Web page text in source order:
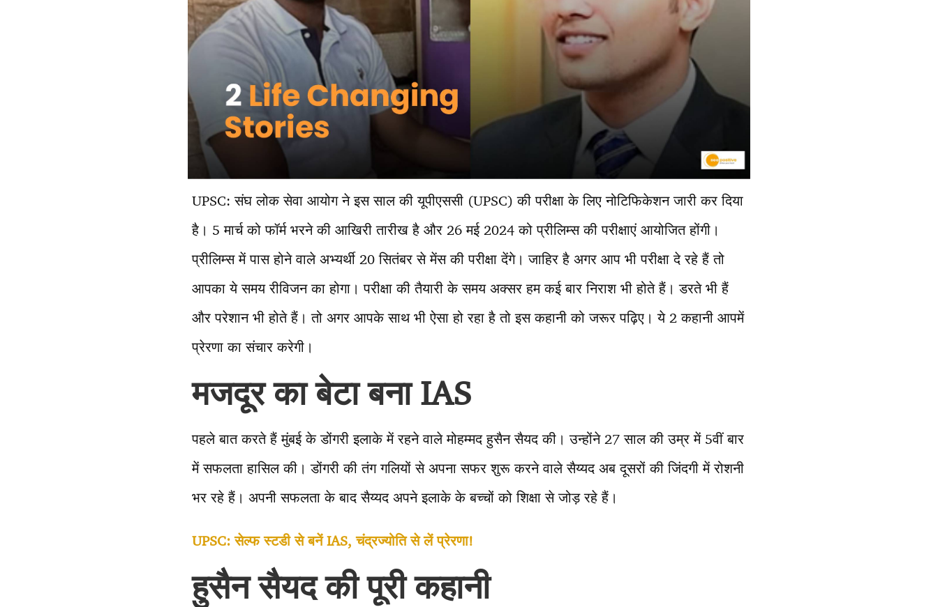
UPSC: संघ लोक सेवा आयोग ने इस साल की यूपीएससी (UPSC) की परीक्षा के लिए नोटिफिकेशन जारी कर दिया
है। 5 मार्च को फॉर्म भरने की आखिरी तारीख है और 26 मई 2024 को प्रीलिम्स की परीक्षाएं आयोजित होंगी।
प्रीलिम्स में पास होने वाले अभ्यर्थी 20 सितंबर से मेंस की परीक्षा देंगे। जाहिर है अगर आप भी परीक्षा दे रहे हैं तो
आपका ये समय रीविजन का होगा। परीक्षा की तैयारी के समय अक्सर हम कई बार निराश भी होते हैं। डरते भी हैं
और परेशान भी होते हैं। तो अगर आपके साथ भी ऐसा हो रहा है तो इस कहानी को जरूर पढ़िए। ये 2 कहानी आपमें
प्रेरणा का संचार करेगी।
मजदूर का बेटा बनाIAS
पहले बात करते हैं मुंबई के डोंगरी इलाके में रहने वाले मोहम्मद हुसैन सैयद की। उन्होंने 27 साल की उम्र में 5वीं बार
में सफलता हासिल की। डोंगरी की तंग गलियों से अपना सफर शुरू करने वाले सैय्यद अब दूसरों की जिंदगी में रोशनी
भर रहे हैं। अपनी सफलता के बाद सैय्यद अपने इलाके के बच्चों को शिक्षा से जोड़ रहे हैं।
UPSC: सेल्फ स्टडी से बनें IAS, चंद्रज्योति से लें प्रेरणा!
हुसैन सैयद की पूरी कहानी